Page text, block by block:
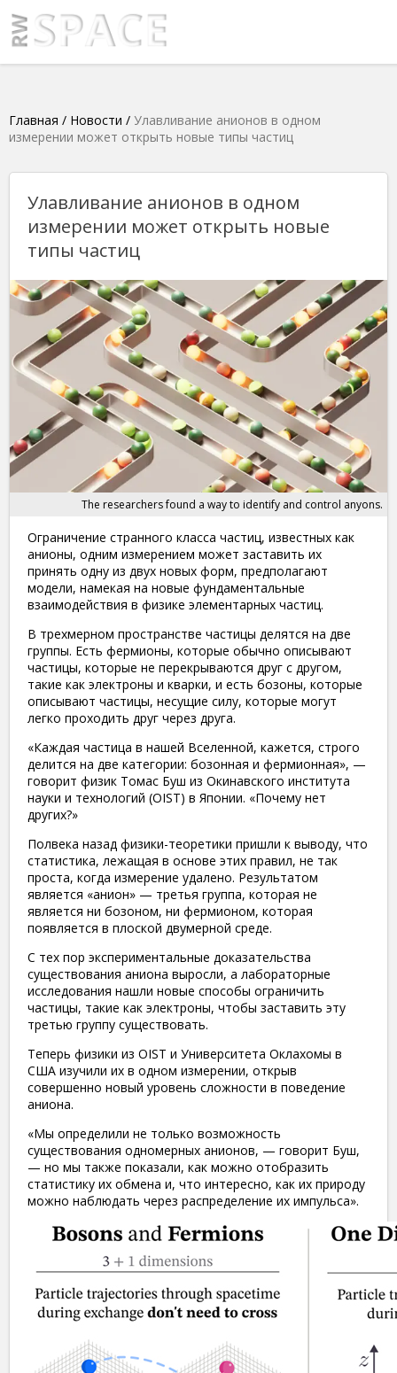
Главная / Новости / Улавливание анионов в одном
измерении может открыть новые типы частиц
Улавливание анионов в одном
измерении может открыть новые
типы частиц
The researchers found a way to identify and control anyons.
Ограничение странного класса частиц, известных как
анионы, одним измерением может заставить их
принять одну из двух новых форм, предполагают
модели, намекая на новые фундаментальные
взаимодействия в физике элементарных частиц.
В трехмерном пространстве частицы делятся на две
группы. Есть фермионы, которые обычно описывают
частицы, которые не перекрываются друг с другом,
такие как электроны и кварки, и есть бозоны, которые
описывают частицы, несущие силу, которые могут
легко проходить друг через друга.
«Каждая частица в нашей Вселенной, кажется, строго
делится на две категории: бозонная и фермионная», —
говорит физик Томас Буш из Окинавского института
науки и технологий (OIST) в Японии. «Почему нет
других?»
Полвека назад физики-теоретики пришли к выводу, что
статистика, лежащая в основе этих правил, не так
проста, когда измерение удалено. Результатом
является «анион» — третья группа, которая не
является ни бозоном, ни фермионом, которая
появляется в плоской двумерной среде.
С тех пор экспериментальные доказательства
существования аниона выросли, а лабораторные
исследования нашли новые способы ограничить
частицы, такие как электроны, чтобы заставить эту
третью группу существовать.
Теперь физики из OIST и Университета Оклахомы в
США изучили их в одном измерении, открыв
совершенно новый уровень сложности в поведение
аниона.
«Мы определили не только возможность
существования одномерных анионов, — говорит Буш,
— но мы также показали, как можно отобразить
статистику их обмена и, что интересно, как их природу
можно наблюдать через распределение их импульса».